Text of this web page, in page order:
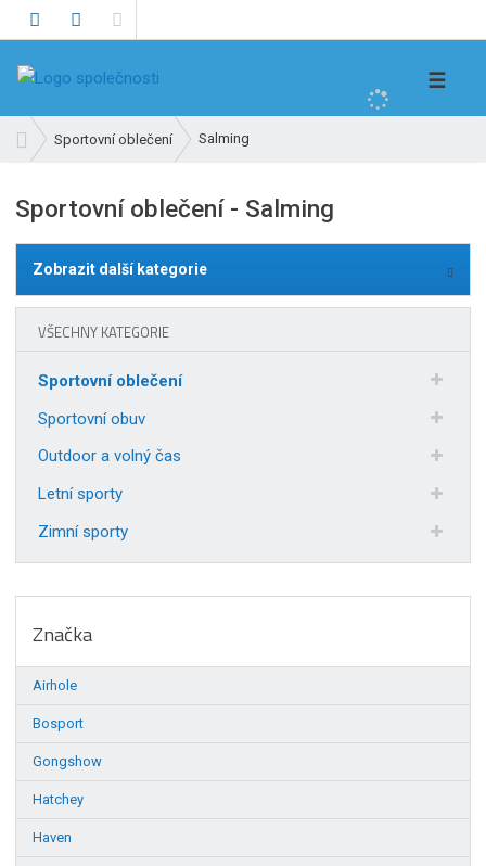
d
a
☰
v
d
t
Sportovní oblečení Salming
Sportovní oblečení - Salming
Zobrazit další kategorie
VŠECHNY KATEGORIE
Sportovní oblečení
Sportovní obuv
Outdoor a volný čas
Letní sporty
Zimní sporty
Značka
Airhole
Bosport
Gongshow
Hatchey
Haven